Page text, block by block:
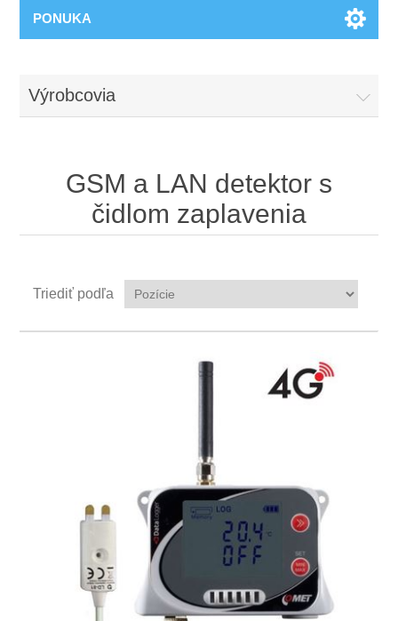
PONUKA
Výrobcovia
GSM a LAN detektor s
čidlom zaplavenia
Triediť podľa